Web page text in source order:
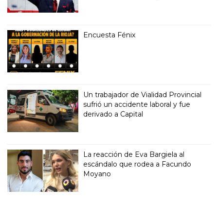
Encuesta Fénix
Un trabajador de Vialidad Provincial
sufrió un accidente laboral y fue
derivado a Capital
La reacción de Eva Bargiela al
escándalo que rodea a Facundo
Moyano